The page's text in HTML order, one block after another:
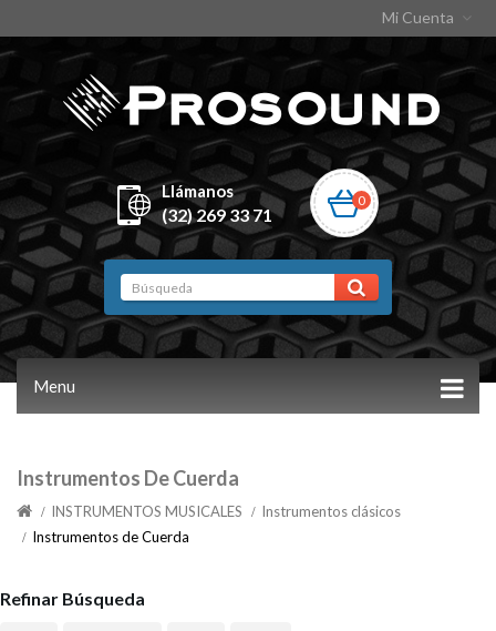
Mi Cuenta
Llámanos
(32) 269 33 71
0
Menu
Instrumentos De Cuerda
INSTRUMENTOS MUSICALES
Instrumentos clásicos
Instrumentos de Cuerda
Refinar Búsqueda